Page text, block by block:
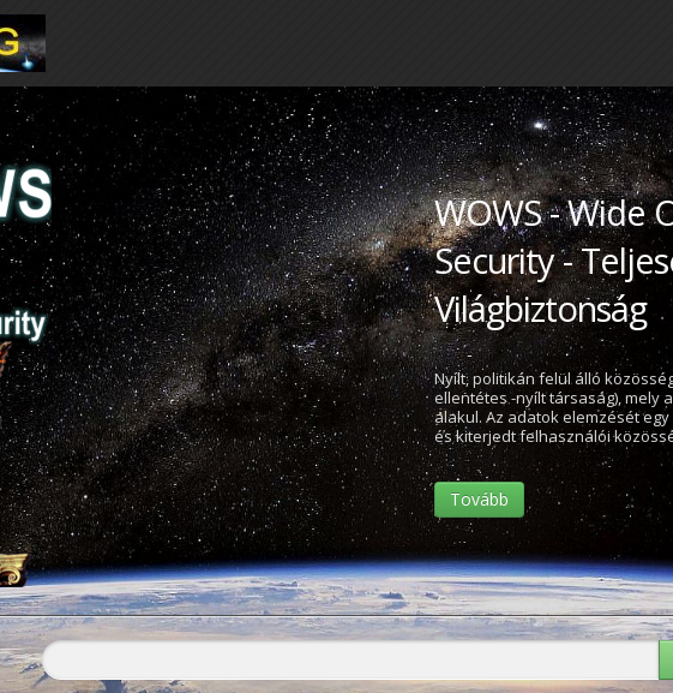
WOWS - Wide
Security -
Világbiztonság
Nyílt, politikán felül álló
ellentétes -nyílt társaság), mely
alakul. Az adatok elemzését
és kiterjedt felhasználói
Tovább
Keresés űrlap
Keresés